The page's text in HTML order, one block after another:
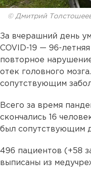
© Дмитрий
За вчерашний день
COVID-19 — 96-
повторное
отек головного
сопутствующим
Всего за время
скончались 16
был сопутствующим
496 пациентов (+58
выписаны из